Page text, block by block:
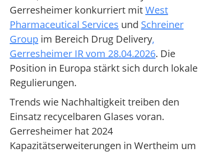
Gerresheimer konkurriert mitWest
Pharmaceutical Services und Schreiner
Group im Bereich Drug Delivery,
Gerresheimer IR vom 28.04.2026. Die
Position in Europa stärkt sich durch lokale
Regulierungen.
Trends wie Nachhaltigkeit treiben den
Einsatz recycelbaren Glases voran.
Gerresheimer hat 2024
Kapazitätserweiterungen in Wertheim um